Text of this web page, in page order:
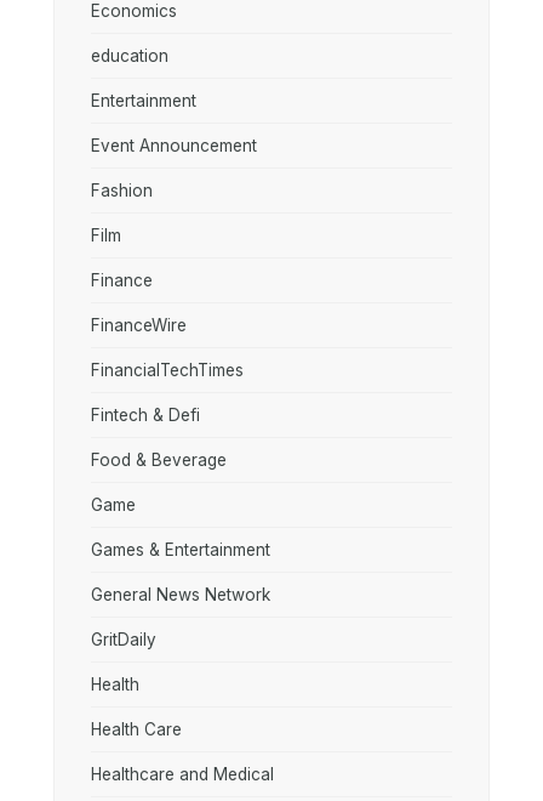
Economics
education
Entertainment
Event Announcement
Fashion
Film
Finance
FinanceWire
FinancialTechTimes
Fintech & Defi
Food & Beverage
Game
Games & Entertainment
General News Network
GritDaily
Health
Health Care
Healthcare and Medical